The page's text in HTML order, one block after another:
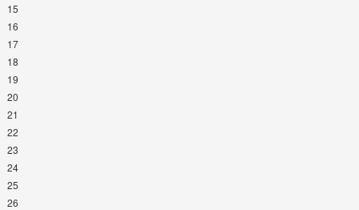
15
16
17
18
19
20
21
22
23
24
25
26